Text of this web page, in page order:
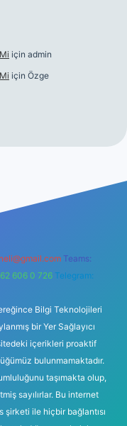
için admin
için Özge
Teams:
606 0 726 Telegram:
Bilgi Teknolojileri
bir Yer Sağlayıcı
içerikleri proaktif
bulunmamaktadır.
taşımakta olup,
sayılırlar. Bu internet
şirketi ile hiçbir bağlantısı